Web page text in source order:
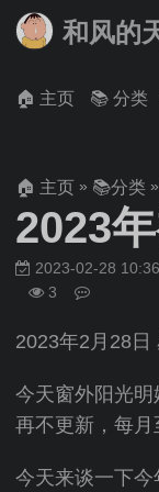
和风的
🏠 主页 📚 分类
🏠 主页 » 📚分类 »
2023
2023-02-28
3
2023年2月28日
今天窗外阳光
再不更新，每月
今天来谈一下